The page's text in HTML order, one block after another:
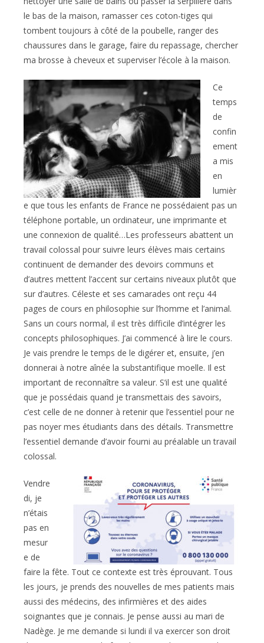
le bas de la maison, ramasser ces coton-tiges qui
tombent toujours à côté de la poubelle, ranger des
chaussures dans le garage, faire du repassage, chercher
ma brosse à cheveux et superviser l’école à la maison.
Ce
temps
de
confin
ement
a mis
en
lumièr
e que tous les enfants de France ne possédaient pas un
téléphone portable, un ordinateur, une imprimante et
une connexion de qualité…Les professeurs abattent un
travail colossal pour suivre leurs élèves mais certains
continuent de demander des devoirs communs et
d’autres mettent l’accent sur certains niveaux plutôt que
sur d’autres. Céleste et ses camarades ont reçu 44
pages de cours en philosophie sur l’homme et l’animal.
Sans un cours normal, il est très difficile d’intégrer les
concepts philosophiques. J’ai commencé à lire le cours.
Je vais prendre le temps de le digérer et, ensuite, j’en
donnerai à notre aînée la substantifique moelle. Il est
important de reconnaître sa valeur. S’il est une qualité
que je possédais quand je transmettais des savoirs,
c’est celle de ne donner à retenir que l’essentiel pour ne
pas noyer mes étudiants dans des détails. Transmettre
l’essentiel demande d’avoir fourni au préalable un travail
colossal.
Vendre
di, je
n’étais
pas en
mesur
e de
faire la fête. Tout ce contexte est très éprouvant. Tous
les jours, je prends des nouvelles de mes patients mais
aussi des médecins, des infirmières et des aides
soignantes que je connais. Je pense aussi au mari de
Nadège. Je me demande si lundi il va exercer son droit